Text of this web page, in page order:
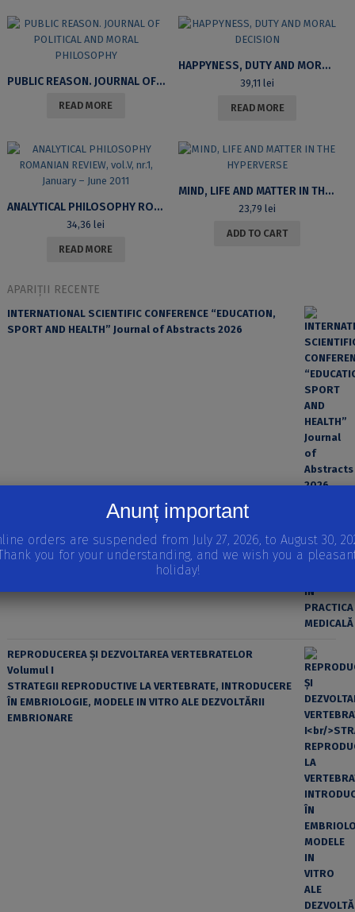
PUBLIC REASON. JOURNAL OF POLITICAL AND MORAL PHILOSOPHY
READ MORE
HAPPYNESS, DUTY AND MORAL DECISION
39,11 lei
READ MORE
ANALYTICAL PHILOSOPHY ROMANIAN REVIEW, VOL.V, NR.1, JANUARY – JUNE 2011
34,36 lei
READ MORE
MIND, LIFE AND MATTER IN THE HYPERVERSE
23,79 lei
ADD TO CART
APARIȚII RECENTE
INTERNATIONAL SCIENTIFIC CONFERENCE “EDUCATION,
SPORT AND HEALTH” Journal of Abstracts 2026
EROAREA ȘI FACTORUL UMAN ÎN PRACTICA MEDICALĂ
REPRODUCEREA ȘI DEZVOLTAREA VERTEBRATELOR
Volumul I
STRATEGII REPRODUCTIVE LA VERTEBRATE, INTRODUCERE
ÎN EMBRIOLOGIE, MODELE IN VITRO ALE DEZVOLTĂRII
EMBRIONARE
Anunț important
orders are suspended from July 27, 2026, to August 30,
you for your understanding, and we wish you a
holiday!